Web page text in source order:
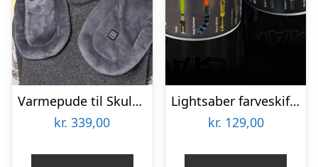
Varmepude til Skuldre og Ryg – Zenkuru
kr. 339,00
Lightsaber farveskiftende krus
kr. 129,00